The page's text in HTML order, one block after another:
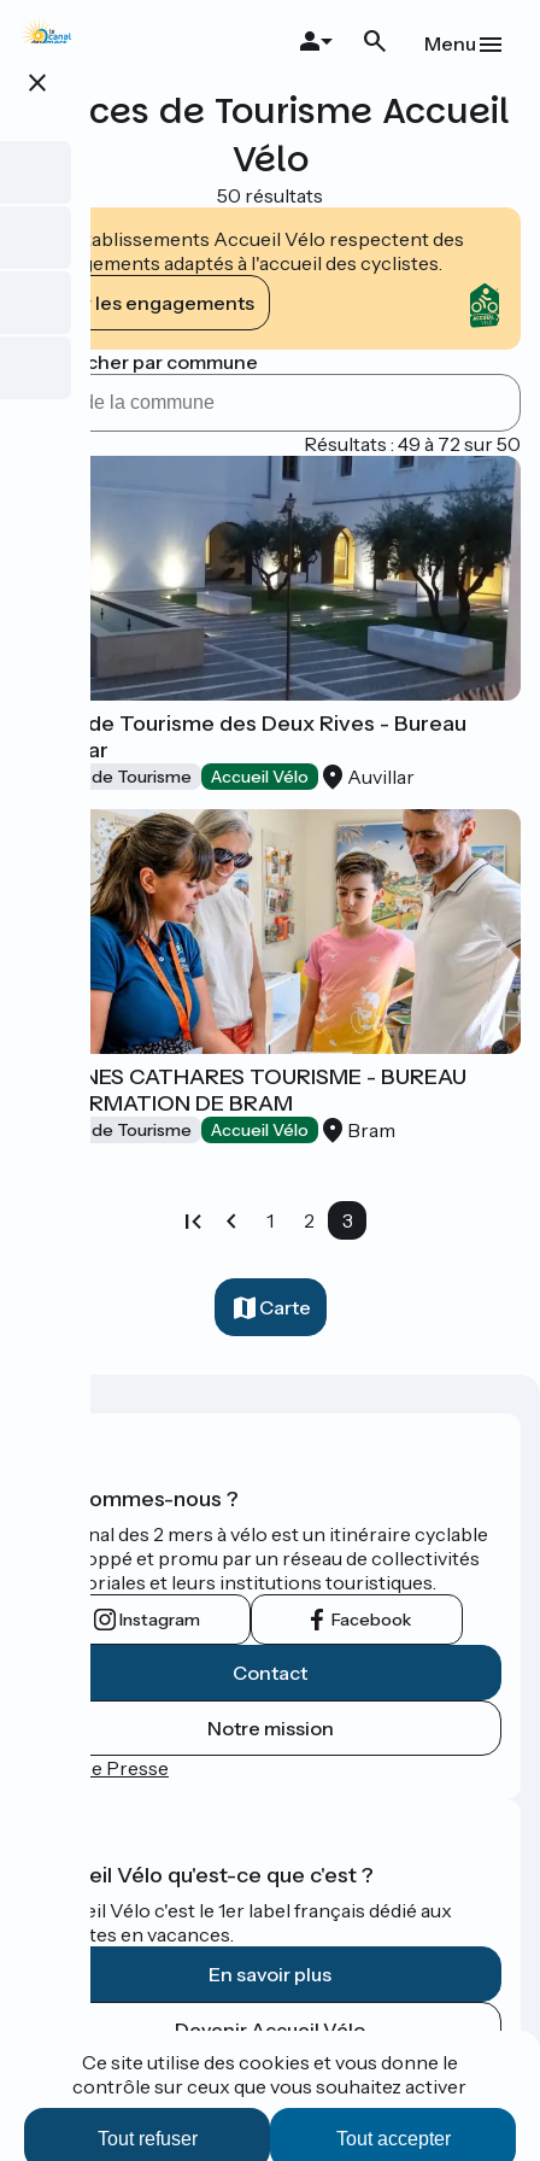
Aller
principal
close
Menu
Offices de Tourisme Accueil
Vélo
50 résultats
Les établissements Accueil Vélo respectent des
engagements adaptés à l'accueil des cyclistes.
Voir les engagements
Rechercher par commune
Résultats : 49 à 72 sur 50
Office de Tourisme des Deux Rives - Bureau
d'Auvillar
Offices de Tourisme Accueil Vélo Auvillar
COLLINES CATHARES TOURISME - BUREAU
D'INFORMATION DE BRAM
Offices de Tourisme Accueil Vélo Bram
1 2 3
Carte
Qui sommes-nous ?
Le Canal des 2 mers à vélo est un itinéraire cyclable
développé et promu par un réseau de collectivités
territoriales et leurs institutions touristiques.
Instagram Facebook
Contact
Notre mission
Espace Presse
Accueil Vélo qu'est-ce que c'est ?
Accueil Vélo c'est le 1er label français dédié aux
cyclistes en vacances.
En savoir plus
Devenir Accueil Vélo
Financé dans le cadre de Destination France
Ce site utilise des cookies et vous donne le
contrôle sur ceux que vous souhaitez activer
Tout accepter
Tout refuser